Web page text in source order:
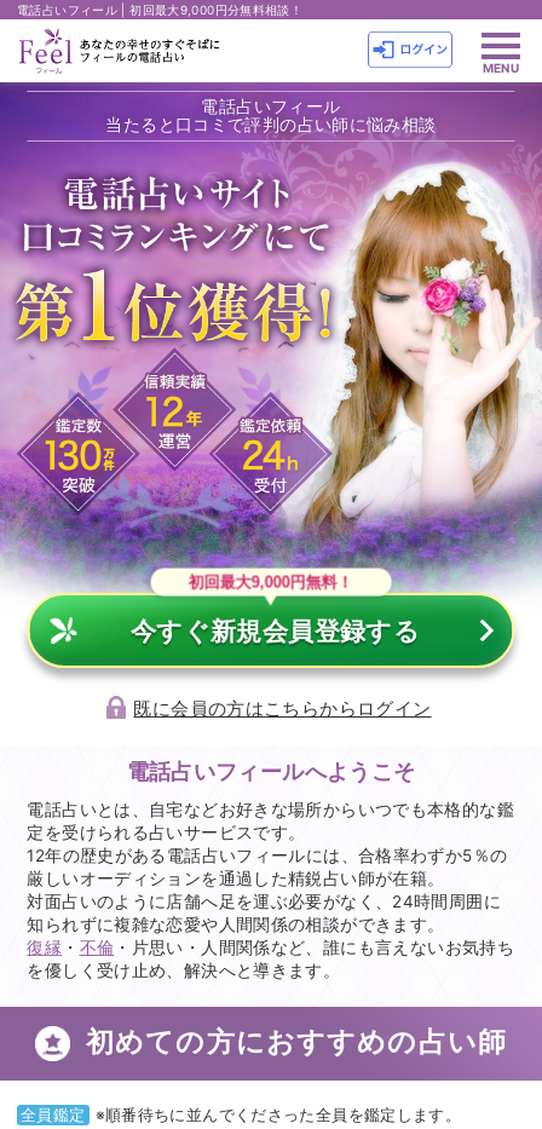
電話占いフィール | 初回最大9,000円分無料相談！
電話占いフィール
当たると口コミで評判の占い師に悩み相談
初回最大9,000円無料！
今すぐ新規会員登録する
既に会員の方はこちらからログイン
電話占いフィールへようこそ
電話占いとは、自宅などお好きな場所からいつでも本格的な鑑
定を受けられる占いサービスです。
12年の歴史がある電話占いフィールには、合格率わずか5％の
厳しいオーディションを通過した精鋭占い師が在籍。
対面占いのように店舗へ足を運ぶ必要がなく、24時間周囲に
知られずに複雑な恋愛や人間関係の相談ができます。
復縁 ・ 不倫 ・片思い・人間関係など、誰にも言えないお気持ち
を優しく受け止め、解決へと導きます。
初めての方におすすめの占い師
全員鑑定 ※順番待ちに並んでくださった全員を鑑定します。